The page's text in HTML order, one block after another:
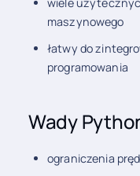
maszynowego
łatwy do
programowania
Wady
ograniczenia